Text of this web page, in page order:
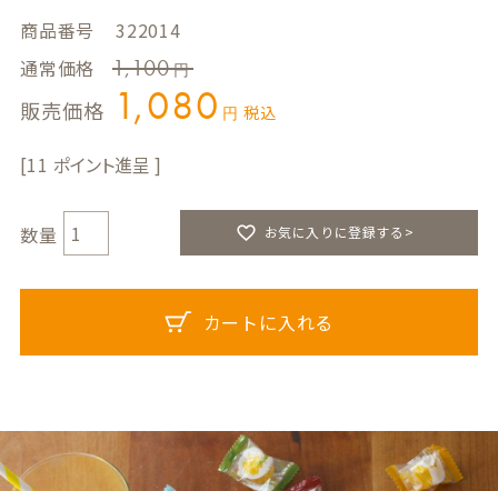
商品番号
322014
通常価格
1,100
販売価格 1,080 税込
11
お気に入りに登録する>
カートに入れる